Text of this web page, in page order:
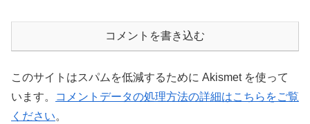
コメントを書き込む
このサイトはスパムを低減するために Akismet を使って
います。
コメントデータの処理方法の詳細はこちらをご覧
ください。